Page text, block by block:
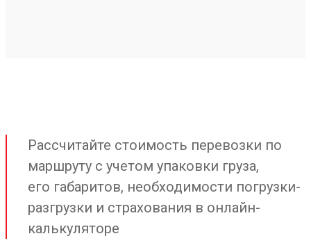
Рассчитайте стоимость перевозки по
маршруту с учетом упаковки груза,
его габаритов, необходимости погрузки-
разгрузки и страхования в онлайн-
калькуляторе